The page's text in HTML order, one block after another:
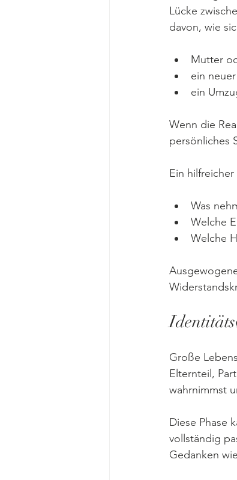
Lücke
davon, wie
Mutter
ein
ein
Wenn die
persönliches
Ein
Was
Welche
Welche
Große
Elternteil,
wahrnimmst
Diese Phase
vollständig
Gedanken